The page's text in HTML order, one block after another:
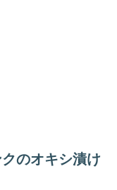
のオキシ漬け